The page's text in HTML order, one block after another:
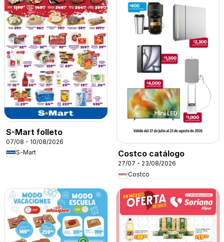
S-Mart folleto
07/08 - 10/08/2026
S-Mart
Costco catálogo
27/07 - 23/08/2026
Costco